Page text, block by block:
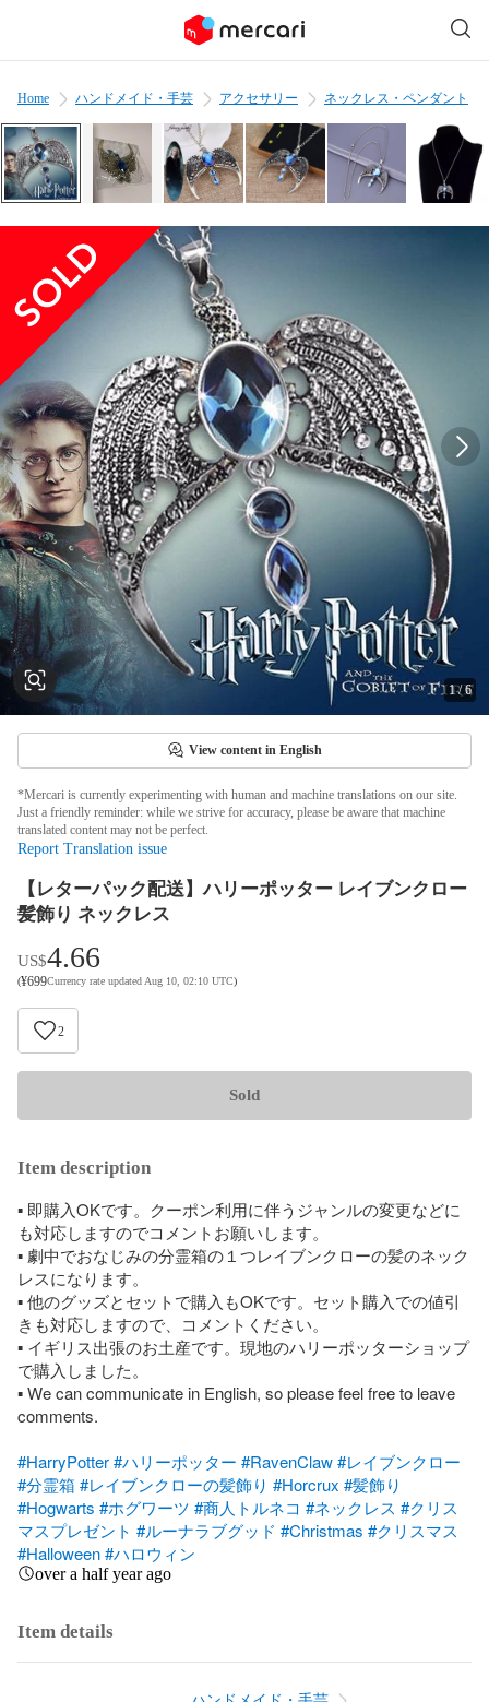
Home ハンドメイド・手芸 アクセサリー ネックレス・ペンダント
1/6
View content in English
*Mercari is currently experimenting with human and machine translations on our site.
Just a friendly reminder: while we strive for accuracy, please be aware that machine
translated content may not be perfect.
Report Translation issue
【レターパック配送】ハリーポッター レイブンクロー
髪飾り ネックレス
US$4.66
(¥699Currency rate updated Aug 10, 02:10 UTC)
2
Sold
Item description
▪︎ 即購入OKです。クーポン利用に伴うジャンルの変更などに
も対応しますのでコメントお願いします。
▪︎ 劇中でおなじみの分霊箱の１つレイブンクローの髪のネック
レスになります。
▪︎ 他のグッズとセットで購入もOKです。セット購入での値引
きも対応しますので、コメントください。
▪︎ イギリス出張のお土産です。現地のハリーポッターショップ
で購入しました。
▪︎ We can communicate in English, so please feel free to leave
comments.
#HarryPotter#ハリーポッター #RavenClaw#レイブンクロー
#分霊箱 #レイブンクローの髪飾り #Horcrux #髪飾り
#Hogwarts #ホグワーツ #商人トルネコ #ネックレス #クリス
マスプレゼント #ルーナラブグッド #Christmas #クリスマス
#Halloween#ハロウィン
over a half year ago
Item details